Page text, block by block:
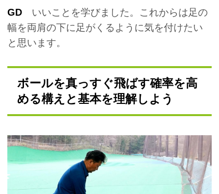
GD いいことを学びました。これからは足の
幅を両肩の下に足がくるように気を付けたい
と思います。
ボールを真っすぐ飛ばす確率を高
める構えと基本を理解しよう